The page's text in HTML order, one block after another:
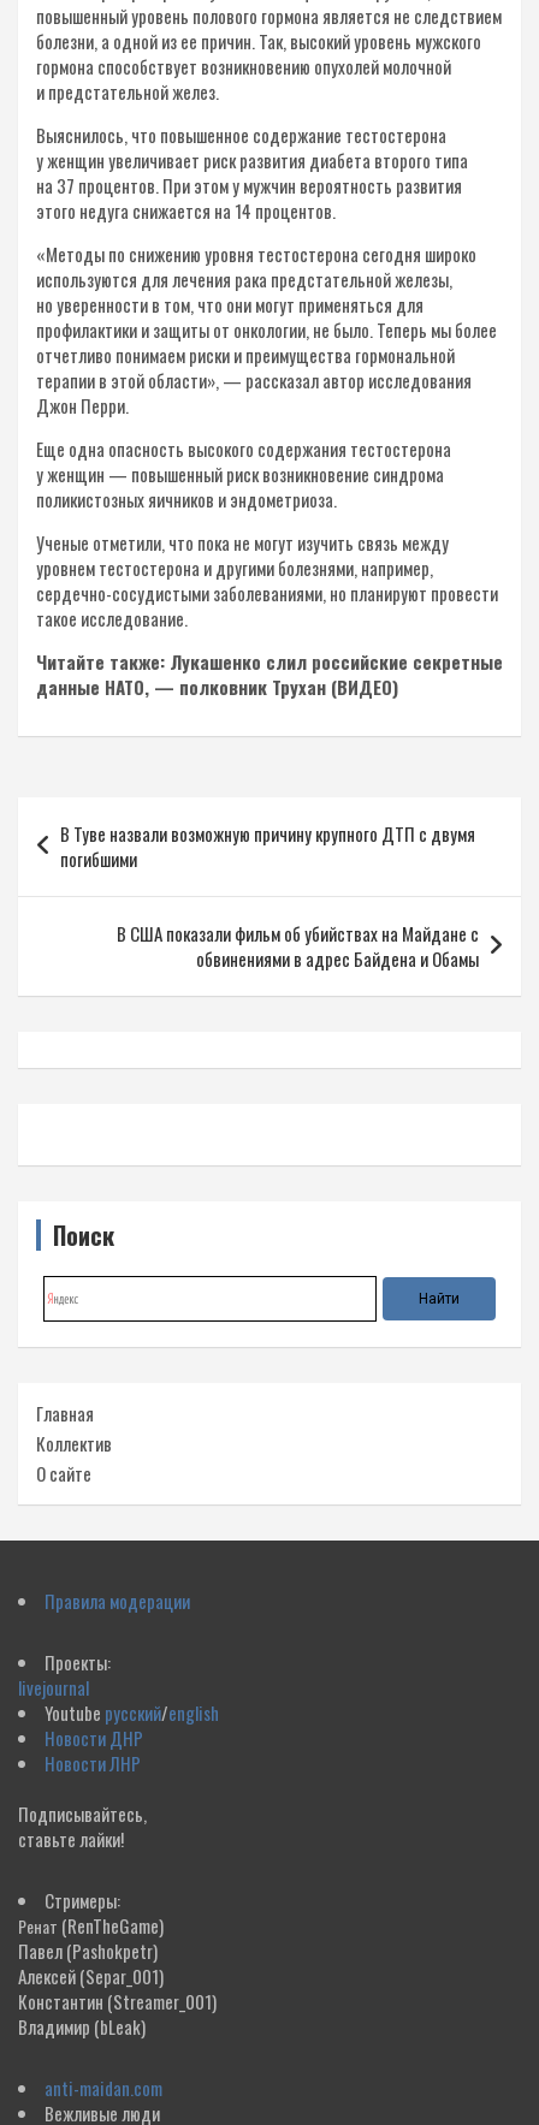
повышенный уровень полового гормона является не следствием
болезни, а одной из ее причин. Так, высокий уровень мужского
гормона способствует возникновению опухолей молочной
и предстательной желез.
Выяснилось, что повышенное содержание тестостерона
у женщин увеличивает риск развития диабета второго типа
на 37 процентов. При этом у мужчин вероятность развития
этого недуга снижается на 14 процентов.
«Методы по снижению уровня тестостерона сегодня широко
используются для лечения рака предстательной железы,
но уверенности в том, что они могут применяться для
профилактики и защиты от онкологии, не было. Теперь мы более
отчетливо понимаем риски и преимущества гормональной
терапии в этой области», — рассказал автор исследования
Джон Перри.
Еще одна опасность высокого содержания тестостерона
у женщин — повышенный риск возникновение синдрома
поликистозных яичников и эндометриоза.
Ученые отметили, что пока не могут изучить связь между
уровнем тестостерона и другими болезнями, например,
сердечно-сосудистыми заболеваниями, но планируют провести
такое исследование.
Читайте также: Лукашенко слил российские секретные
данные НАТО, — полковник Трухан (ВИДЕО)
по
записям
В Туве назвали возможную причину крупного ДТП с двумя
погибшими
В США показали фильм об убийствах на Майдане с
обвинениями в адрес Байдена и Обамы
Поиск
Главная
Коллектив
О сайте
Правила модерации
Проекты:
livejournal
Youtube русский/english
Новости ДНР
Новости ЛНР
Подписывайтесь,
ставьте лайки!
Стримеры:
Ренат (RenTheGame)
Павел(Pashokpetr)
Алексей(Separ_001)
Константин (Streamer_001)
Владимир (bLeak)
anti-maidan.com
Вежливые люди